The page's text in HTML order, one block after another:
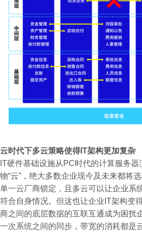
云时代下多云策略使得IT架构更加复杂
IT硬件基础设施从PC时代的计算服务
物“云”，绝大多数企业现今及未来都将
单一云厂商锁定，且多云可以让企业系
符合自身情况。但这也让企业IT架构变
商之间的底层数据的互联互通成为困扰
一次系统之间的同步，带宽的消耗都是